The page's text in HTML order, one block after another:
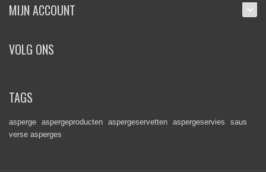
MIJN ACCOUNT
VOLG ONS
TAGS
asperge aspergeproducten aspergeservetten aspergeservies
saus
verse asperges